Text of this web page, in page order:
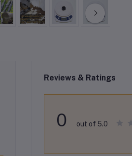
Reviews & Ratings
0 out of 5.0